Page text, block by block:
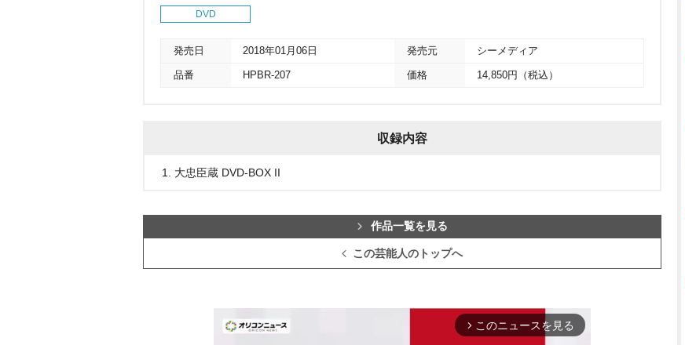
DVD
発売日 2018年01月06日 発売元 シーメディア
品番 HPBR-207 価格 14,850円（税込）
収録内容
1. 大忠臣蔵 DVD-BOX II
作品一覧を見る
この芸能人のトップへ
arrow_forward_ios このニュースを見る